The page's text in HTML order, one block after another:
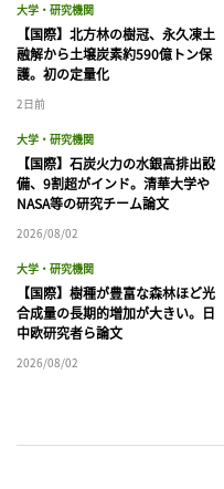
大学・研究機関
【国際】北方林の樹冠、永久凍土
融解から土壌炭素約590億トン保
護。初の定量化
2日前
大学・研究機関
【国際】石炭火力の水銀高排出設
備、9割超がインド。清華大学や
NASA等の研究チーム論文
2026/08/02
大学・研究機関
【国際】樹種が豊富な森林ほど光
合成量の長期的増加が大きい。日
中欧研究者ら論文
2026/08/02